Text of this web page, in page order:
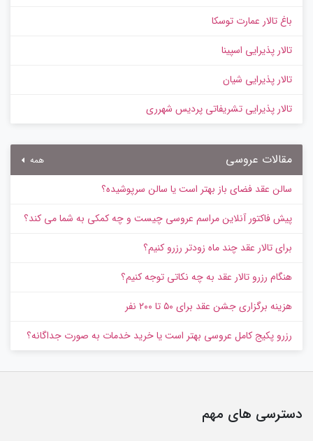
باغ تالار عمارت توسکا
تالار پذیرایی اسپینا
تالار پذیرایی شیان
تالار پذیرایی تشریفاتی پردیس شهرری
مقالات عروسی همه
سالن عقد فضای باز بهتر است یا سالن سرپوشیده؟
پیش‌ فاکتور آنلاین مراسم عروسی چیست و چه کمکی به شما می کند؟
برای تالار عقد چند ماه زودتر رزرو کنیم؟
هنگام رزرو تالار عقد به چه نکاتی توجه کنیم؟
هزینه برگزاری جشن عقد برای ۵۰ تا ۲۰۰ نفر
رزرو پکیج کامل عروسی بهتر است یا خرید خدمات به‌ صورت جداگانه؟
دسترسی های مهم